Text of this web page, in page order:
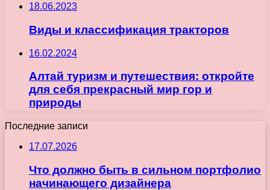
18.06.2023
Виды и классификация тракторов
16.02.2024
Алтай туризм и путешествия: откройте
для себя прекрасный мир гор и
природы
Последние записи
17.07.2026
Что должно быть в сильном портфолио
начинающего дизайнера